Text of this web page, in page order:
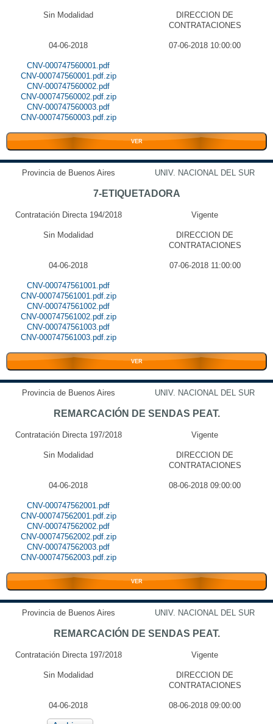
Sin Modalidad
DIRECCION DE
CONTRATACIONES
04-06-2018 07-06-2018 10:00:00
CNV-000747560001.pdf
CNV-000747560001.pdf.zip
CNV-000747560002.pdf
CNV-000747560002.pdf.zip
CNV-000747560003.pdf
CNV-000747560003.pdf.zip
VER
Provincia de Buenos Aires UNIV. NACIONAL DEL SUR
7-ETIQUETADORA
Contratación Directa 194/2018 Vigente
Sin Modalidad
DIRECCION DE
CONTRATACIONES
04-06-2018 07-06-2018 11:00:00
CNV-000747561001.pdf
CNV-000747561001.pdf.zip
CNV-000747561002.pdf
CNV-000747561002.pdf.zip
CNV-000747561003.pdf
CNV-000747561003.pdf.zip
VER
Provincia de Buenos Aires UNIV. NACIONAL DEL SUR
REMARCACIÓN DE SENDAS PEAT.
Contratación Directa 197/2018 Vigente
Sin Modalidad
DIRECCION DE
CONTRATACIONES
04-06-2018 08-06-2018 09:00:00
CNV-000747562001.pdf
CNV-000747562001.pdf.zip
CNV-000747562002.pdf
CNV-000747562002.pdf.zip
CNV-000747562003.pdf
CNV-000747562003.pdf.zip
VER
Provincia de Buenos Aires UNIV. NACIONAL DEL SUR
REMARCACIÓN DE SENDAS PEAT.
Contratación Directa 197/2018 Vigente
Sin Modalidad
DIRECCION DE
CONTRATACIONES
04-06-2018 08-06-2018 09:00:00